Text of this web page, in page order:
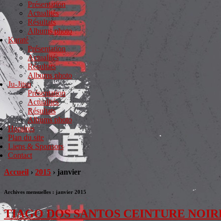
Présentation
Actualités
Résultats
Albums photo
Karaté
Présentation
Actualités
Résultats
Albums photo
Ju-Jitsu
Présentation
Actualités
Résultats
Albums photo
Horaires
Plan du site
Liens & Sponsors
Contact
Accueil › 2015 › janvier
Archives mensuelles : janvier 2015
TIAGO DOS SANTOS CEINTURE